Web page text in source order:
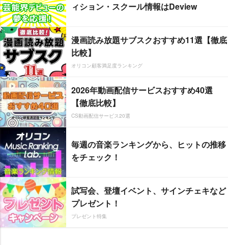
ィション・スクール情報はDeview
漫画読み放題サブスクおすすめ11選【徹底
比較】
オリコン顧客満足度ランキング
2026年動画配信サービスおすすめ40選
【徹底比較】
CS動画配信サービス20選
毎週の音楽ランキングから、ヒットの推移
をチェック！
試写会、登壇イベント、サインチェキなど
プレゼント！
プレゼント特集